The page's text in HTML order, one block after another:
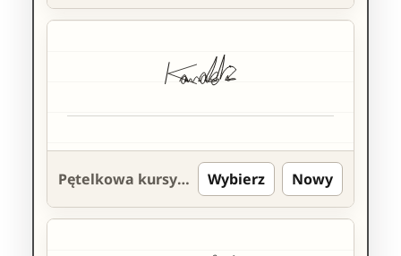
Pętelkowa kursywa Wybierz Nowy